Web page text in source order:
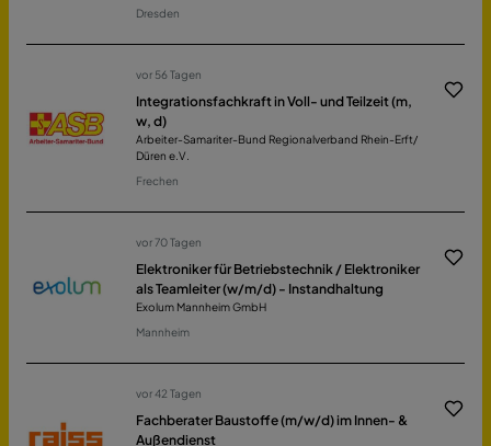
Dresden
vor 56 Tagen
Integrationsfachkraft in Voll- und Teilzeit (m,
w, d)
Arbeiter-Samariter-Bund Regionalverband Rhein-Erft/
Düren e.V.
Frechen
vor 70 Tagen
Elektroniker für Betriebstechnik / Elektroniker
als Teamleiter (w/m/d) - Instandhaltung
Exolum Mannheim GmbH
Mannheim
vor 42 Tagen
Fachberater Baustoffe (m/w/d) im Innen- &
Außendienst